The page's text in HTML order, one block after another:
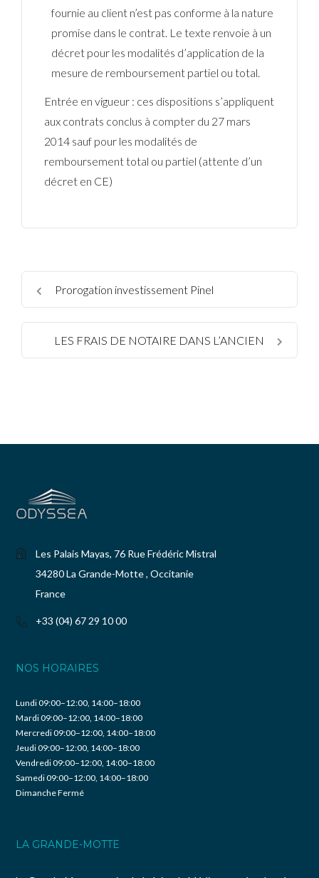
fournie au client n’est pas conforme à la nature
promise dans le contrat. Le texte renvoie à un
décret pour les modalités d’application de la
mesure de remboursement partiel ou total.
Entrée en vigueur : ces dispositions s’appliquent
aux contrats conclus à compter du 27 mars
2014 sauf pour les modalités de
remboursement total ou partiel (attente d’un
décret en CE)
Prorogation investissement Pinel
LES FRAIS DE NOTAIRE DANS L’ANCIEN
Les Palais Mayas, 76 Rue Frédéric Mistral
34280 La Grande-Motte , Occitanie
France
+33 (04) 67 29 10 00
NOS HORAIRES
Lundi 09:00–12:00, 14:00–18:00
Mardi 09:00–12:00, 14:00–18:00
Mercredi 09:00–12:00, 14:00–18:00
Jeudi 09:00–12:00, 14:00–18:00
Vendredi 09:00–12:00, 14:00–18:00
Samedi 09:00–12:00, 14:00–18:00
Dimanche Fermé
LA GRANDE-MOTTE